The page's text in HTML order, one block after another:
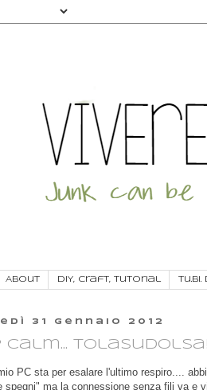
About DIY, craft, tutorial
31 gennaio 2012
calm... Tolasudolsa!
PC sta per esalare l'ultimo respiro....
spegni" ma la connessione senza fili va e